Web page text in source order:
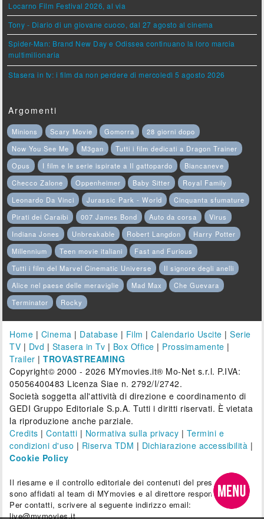
Locarno Film Festival 2026, al via
Tony - Diario di un giovane cuoco, dal 27 agosto al cinema
Spider-Man: Brand New Day e Odissea continuano la loro marcia
multimilionaria
Stasera in tv: i film da non perdere di mercoledì 5 agosto 2026
Argomenti
Minions Scary Movie Gomorra
28 giorni dopo
Now You See Me
M3gan
Tutti i film dedicati a Dragon Trainer
Opus
I film e le serie ispirate a Il gattopardo
Biancaneve
Checco Zalone
Oppenheimer Baby Sitter
Royal Family
Leonardo Da Vinci
Jurassic Park - World
Cinquanta sfumature
Pirati dei Caraibi
007 James Bond Auto da corsa
Virus
Indiana Jones
Unbreakable Robert Langdon
Harry Potter
Millennium
Teen movie italiani
Fast and Furious
Tutti i film del Marvel Cinematic Universe
Il signore degli anelli
Alice nel paese delle meraviglie
Mad Max
Che Guevara
Terminator
Rocky
Home | Cinema | Database | Film |Calendario Uscite |Serie
TV | Dvd | Stasera in Tv | Box Office | Prossimamente |
Trailer |TROVASTREAMING
Copyright© 2000 - 2026 MYmovies.it® Mo-Net s.r.l. P.IVA:
05056400483 Licenza Siae n. 2792/I/2742.
Società soggetta all'attività di direzione e coordinamento di
GEDI Gruppo Editoriale S.p.A. Tutti i diritti riservati. È vietata
la riproduzione anche parziale.
Credits |Contatti | Normativa sulla privacy | Termini e
condizioni d'uso | Riserva TDM | Dichiarazione accessibilità |
Cookie Policy
Il riesame e il controllo editoriale dei contenuti del presente sito
sono affidati al team di MYmovies e al direttore responsabile.
Per contatti, scrivere al seguente indirizzo email:
live@mymovies.it